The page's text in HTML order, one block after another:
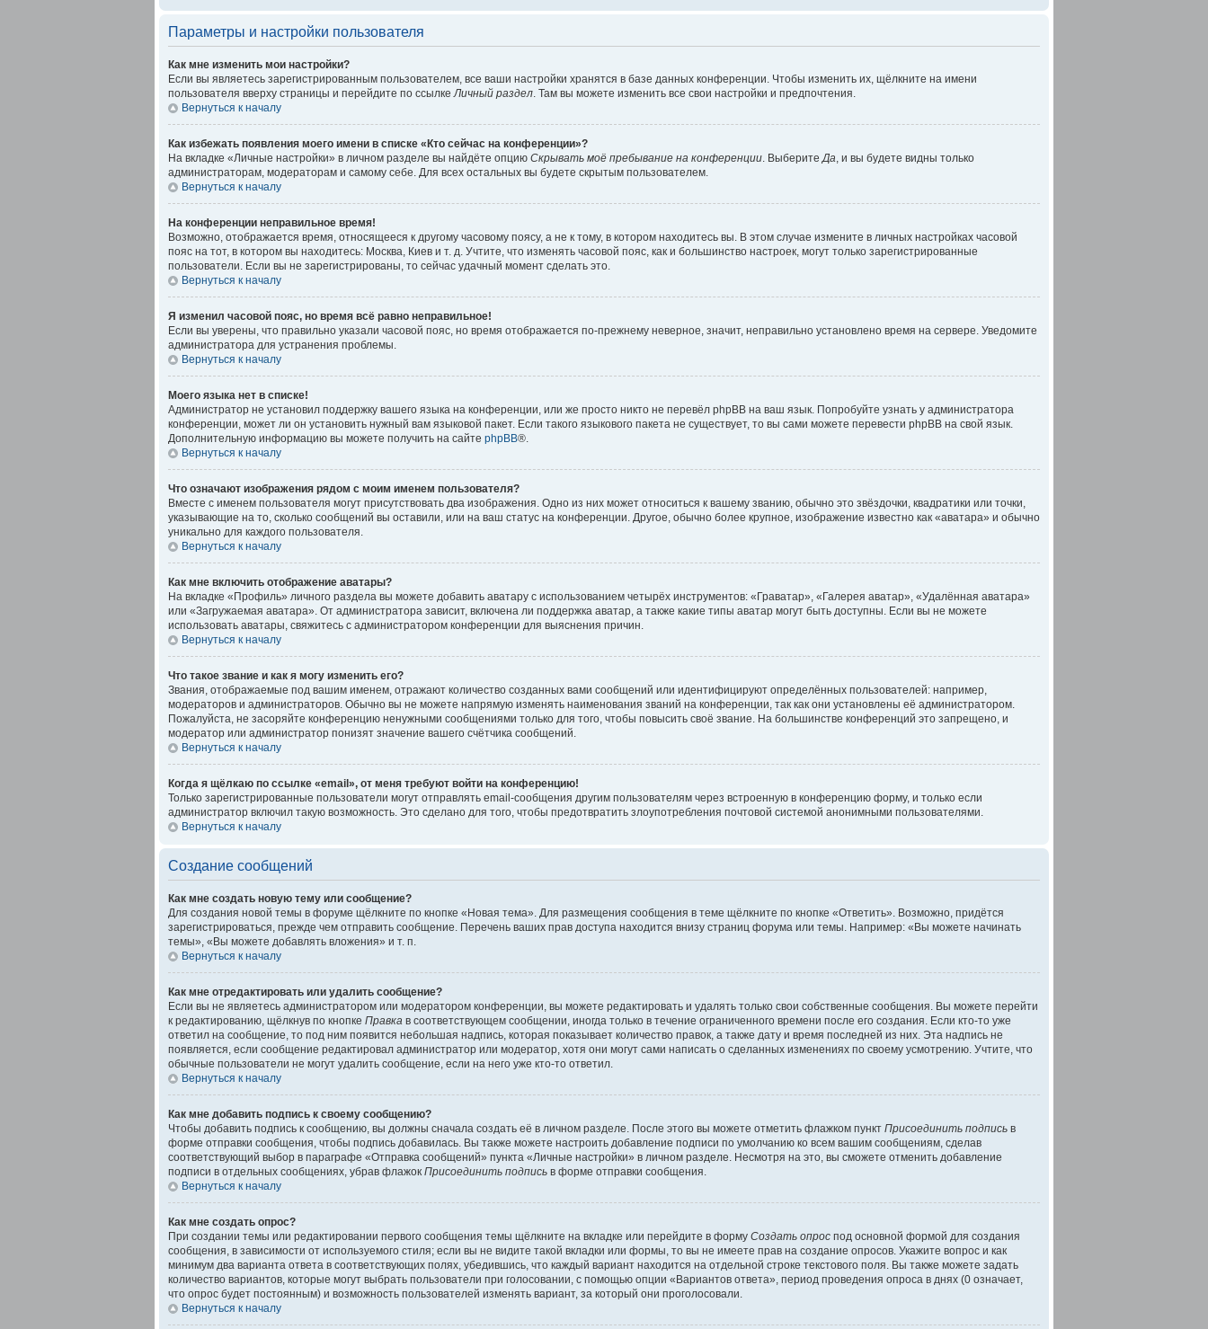
Параметры и настройки пользователя
Как мне изменить мои настройки?
Если вы являетесь зарегистрированным пользователем, все ваши настройки хранятся в базе данных конференции. Чтобы изменить их, щёлкните на имени
пользователя вверху страницы и перейдите по ссылкеЛичный раздел. Там вы можете изменить все свои настройки и предпочтения.
Вернуться к началу
Как избежать появления моего имени в списке «Кто сейчас на конференции»?
На вкладке «Личные настройки» в личном разделе вы найдёте опцию Скрывать моё пребывание на конференции. ВыберитеДа, и вы будете видны только
администраторам, модераторам и самому себе. Для всех остальных вы будете скрытым пользователем.
Вернуться к началу
На конференции неправильное время!
Возможно, отображается время, относящееся к другому часовому поясу, а не к тому, в котором находитесь вы. В этом случае измените в личных настройках часовой
пояс на тот, в котором вы находитесь: Москва, Киев и т. д. Учтите, что изменять часовой пояс, как и большинство настроек, могут только зарегистрированные
пользователи. Если вы не зарегистрированы, то сейчас удачный момент сделать это.
Вернуться к началу
Я изменил часовой пояс, но время всё равно неправильное!
Если вы уверены, что правильно указали часовой пояс, но время отображается по-прежнему неверное, значит, неправильно установлено время на сервере. Уведомите
администратора для устранения проблемы.
Вернуться к началу
Моего языка нет в списке!
Администратор не установил поддержку вашего языка на конференции, или же просто никто не перевёл phpBB на ваш язык. Попробуйте узнать у администратора
конференции, может ли он установить нужный вам языковой пакет. Если такого языкового пакета не существует, то вы сами можете перевести phpBB на свой язык.
Дополнительную информацию вы можете получить на сайте phpBB®.
Вернуться к началу
Что означают изображения рядом с моим именем пользователя?
Вместе с именем пользователя могут присутствовать два изображения. Одно из них может относиться к вашему званию, обычно это звёздочки, квадратики или точки,
указывающие на то, сколько сообщений вы оставили, или на ваш статус на конференции. Другое, обычно более крупное, изображение известно как «аватара» и обычно
уникально для каждого пользователя.
Вернуться к началу
Как мне включить отображение аватары?
На вкладке «Профиль» личного раздела вы можете добавить аватару с использованием четырёх инструментов: «Граватар», «Галерея аватар», «Удалённая аватара»
или «Загружаемая аватара». От администратора зависит, включена ли поддержка аватар, а также какие типы аватар могут быть доступны. Если вы не можете
использовать аватары, свяжитесь с администратором конференции для выяснения причин.
Вернуться к началу
Что такое звание и как я могу изменить его?
Звания, отображаемые под вашим именем, отражают количество созданных вами сообщений или идентифицируют определённых пользователей: например,
модераторов и администраторов. Обычно вы не можете напрямую изменять наименования званий на конференции, так как они установлены её администратором.
Пожалуйста, не засоряйте конференцию ненужными сообщениями только для того, чтобы повысить своё звание. На большинстве конференций это запрещено, и
модератор или администратор понизят значение вашего счётчика сообщений.
Вернуться к началу
Когда я щёлкаю по ссылке «email», от меня требуют войти на конференцию!
Только зарегистрированные пользователи могут отправлять email-сообщения другим пользователям через встроенную в конференцию форму, и только если
администратор включил такую возможность. Это сделано для того, чтобы предотвратить злоупотребления почтовой системой анонимными пользователями.
Вернуться к началу
Создание сообщений
Как мне создать новую тему или сообщение?
Для создания новой темы в форуме щёлкните по кнопке «Новая тема». Для размещения сообщения в теме щёлкните по кнопке «Ответить». Возможно, придётся
зарегистрироваться, прежде чем отправить сообщение. Перечень ваших прав доступа находится внизу страниц форума или темы. Например: «Вы можете начинать
темы», «Вы можете добавлять вложения» и т. п.
Вернуться к началу
Как мне отредактировать или удалить сообщение?
Если вы не являетесь администратором или модератором конференции, вы можете редактировать и удалять только свои собственные сообщения. Вы можете перейти
к редактированию, щёлкнув по кнопке Правка в соответствующем сообщении, иногда только в течение ограниченного времени после его создания. Если кто-то уже
ответил на сообщение, то под ним появится небольшая надпись, которая показывает количество правок, а также дату и время последней из них. Эта надпись не
появляется, если сообщение редактировал администратор или модератор, хотя они могут сами написать о сделанных изменениях по своему усмотрению. Учтите, что
обычные пользователи не могут удалить сообщение, если на него уже кто-то ответил.
Вернуться к началу
Как мне добавить подпись к своему сообщению?
Чтобы добавить подпись к сообщению, вы должны сначала создать её в личном разделе. После этого вы можете отметить флажком пункт Присоединить подпись в
форме отправки сообщения, чтобы подпись добавилась. Вы также можете настроить добавление подписи по умолчанию ко всем вашим сообщениям, сделав
соответствующий выбор в параграфе «Отправка сообщений» пункта «Личные настройки» в личном разделе. Несмотря на это, вы сможете отменить добавление
подписи в отдельных сообщениях, убрав флажок Присоединить подпись в форме отправки сообщения.
Вернуться к началу
Как мне создать опрос?
При создании темы или редактировании первого сообщения темы щёлкните на вкладке или перейдите в форму Создать опрос под основной формой для создания
сообщения, в зависимости от используемого стиля; если вы не видите такой вкладки или формы, то вы не имеете прав на создание опросов. Укажите вопрос и как
минимум два варианта ответа в соответствующих полях, убедившись, что каждый вариант находится на отдельной строке текстового поля. Вы также можете задать
количество вариантов, которые могут выбрать пользователи при голосовании, с помощью опции «Вариантов ответа», период проведения опроса в днях (0 означает,
что опрос будет постоянным) и возможность пользователей изменять вариант, за который они проголосовали.
Вернуться к началу